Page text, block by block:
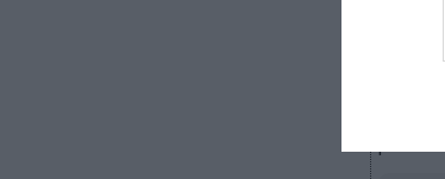
que